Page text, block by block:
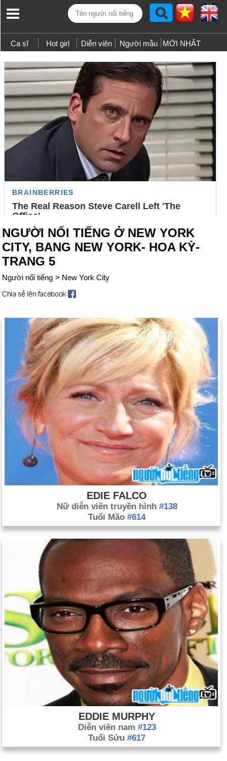
Ca sĩ Hot girl Diễn viên Người mẫu MỚI NHẤT
NGƯỜI NỔI TIẾNG Ở NEW YORK
CITY, BANG NEW YORK- HOA KỲ-
TRANG 5
Người nổi tiếng > New York City
EDIE FALCO
Nữ diễn viên truyền hình #138
Tuổi Mão #614
EDDIE MURPHY
Diễn viên nam #123
Tuổi Sửu #617